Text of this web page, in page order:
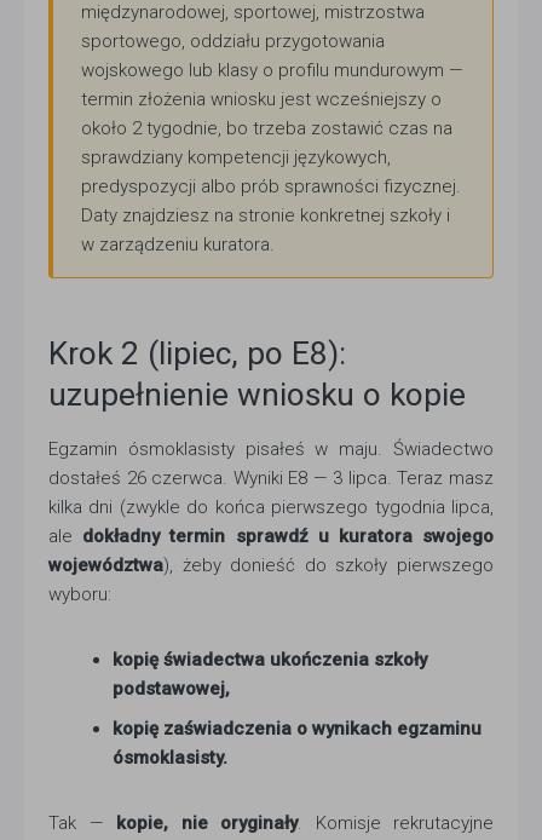
międzynarodowej, sportowej, mistrzostwa
sportowego, oddziału przygotowania
wojskowego lub klasy o profilu mundurowym —
termin złożenia wniosku jest wcześniejszy o
około 2 tygodnie, bo trzeba zostawić czas na
sprawdziany kompetencji językowych,
predyspozycji albo prób sprawności fizycznej.
Daty znajdziesz na stronie konkretnej szkoły i
w zarządzeniu kuratora.
Krok 2 (lipiec, po E8):
uzupełnienie wniosku o kopie
Egzamin ósmoklasisty pisałeś w maju. Świadectwo
dostałeś 26 czerwca. Wyniki E8 — 3 lipca. Teraz masz
kilka dni (zwykle do końca pierwszego tygodnia lipca,
ale dokładny termin sprawdź u kuratora swojego
województwa), żeby donieść do szkoły pierwszego
wyboru:
kopię świadectwa ukończenia szkoły
podstawowej,
kopię zaświadczenia o wynikach egzaminu
ósmoklasisty.
Tak — kopie, nie oryginały. Komisje rekrutacyjne